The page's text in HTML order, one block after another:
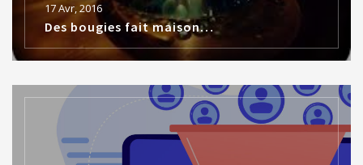
17 Avr, 2016
Des bougies fait maison…